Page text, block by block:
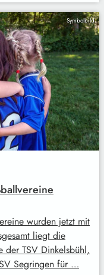
Symbolbild
wurden jetzt mit
liegt die
der TSV Dinkelsbühl,
Segringen für …